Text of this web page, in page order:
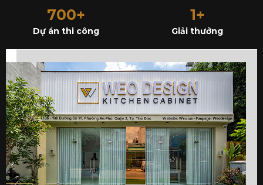
700+
Dự án thi công
1+
Giải thưởng